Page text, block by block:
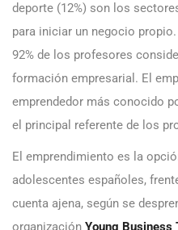
deporte (12%) son los
para iniciar un negocio
92% de los profesores
formación empresarial. El
emprendedor más conocido
el principal referente de los
El emprendimiento es la
adolescentes españoles,
cuenta ajena, según se
organización Young Business